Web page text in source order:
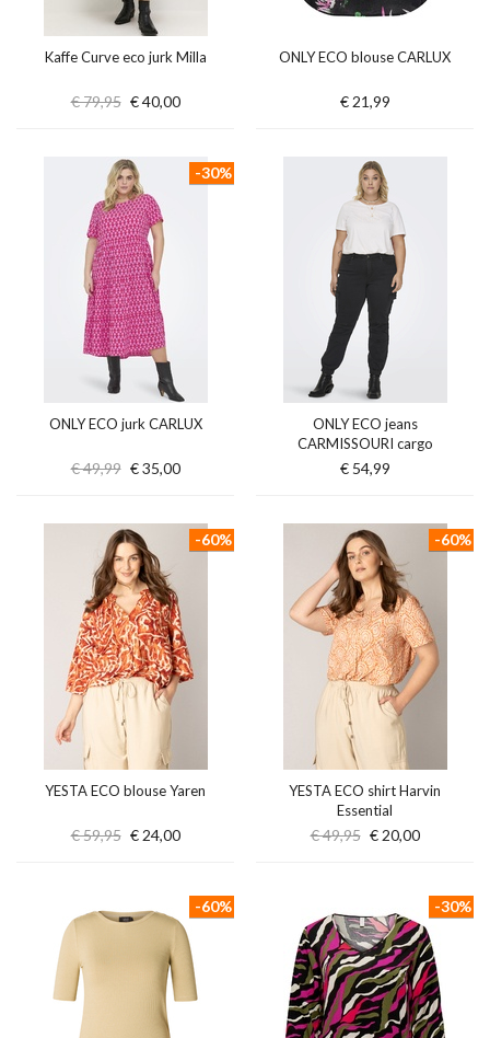
Kaffe Curve eco jurk Milla
€ 79,95 € 40,00
ONLY ECO blouse CARLUX
€ 21,99
ONLY ECO jurk CARLUX
€ 49,99 € 35,00
-30%
ONLY ECO jeans
CARMISSOURI cargo
€ 54,99
YESTA ECO blouse Yaren
€ 59,95 € 24,00
-60%
YESTA ECO shirt Harvin
Essential
€ 49,95 € 20,00
-60%
-60% -30%